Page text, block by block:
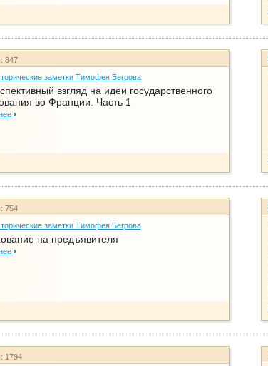
847
заметки Тимофея Бегрова
взгляд на идеи государственного
во Франции. Часть 1
754
заметки Тимофея Бегрова
на предъявителя
1794